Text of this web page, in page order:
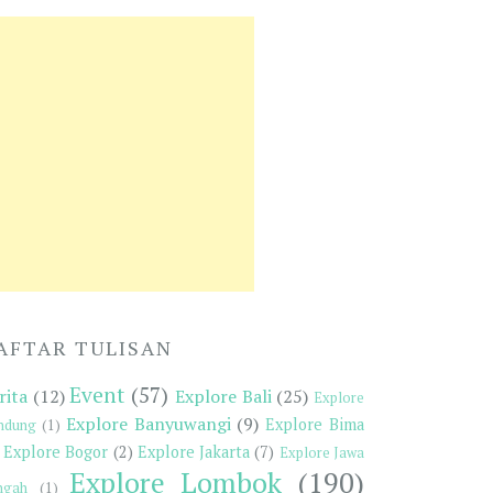
TULISAN
(12) Event (57) Explore Bali (25) Explore
(1) Explore Banyuwangi (9) Explore Bima
Explore Bogor (2) Explore Jakarta (7) Explore Jawa
(1) Explore Lombok (190)